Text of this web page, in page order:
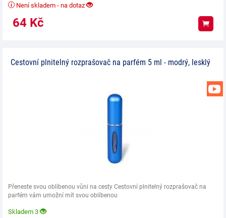
Není skladem - na dotaz
64 Kč
Cestovní plnitelný rozprašovač na parfém 5 ml - modrý, lesklý
Přeneste svou oblíbenou vůni na cesty Cestovní plnitelný rozprašovač na
parfém vám umožní mít svou oblíbenou
Skladem 3